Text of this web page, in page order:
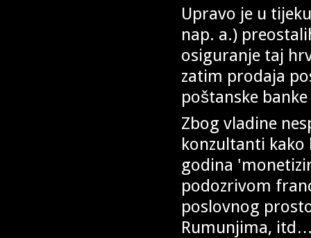
Upravo je u
nap. a.)
osiguranje taj
zatim prodaja
poštanske
Zbog vladine
konzultanti kako
godina
podozrivom
poslovnog
Rumunjima,